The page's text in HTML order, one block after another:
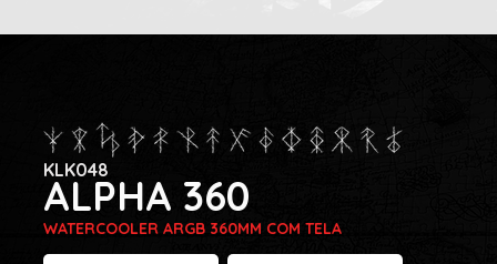
ALPHA 360
KLK048
WATERCOOLER ARGB 360MM COM TELA